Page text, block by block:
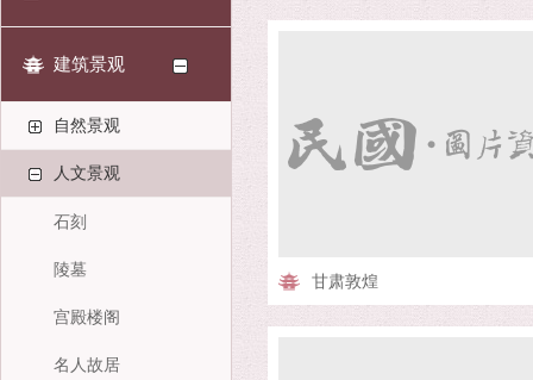
建筑景观
自然景观
人文景观
石刻
陵墓
宫殿楼阁
名人故居
甘肃敦煌